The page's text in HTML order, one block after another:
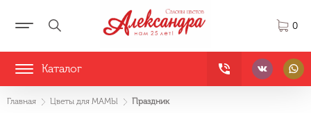
0
Каталог
Главная Цветы для МАМЫ Праздник